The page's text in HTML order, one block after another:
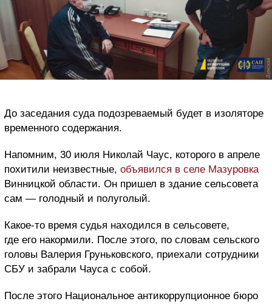
До заседания суда подозреваемый будет в изоляторе
временного содержания.
Напомним, 30 июля Николай Чаус, которого в апреле
похитили неизвестные, объявился в селе Мазуровка
Винницкой области. Он пришел в здание сельсовета
сам — голодный и полуголый.
Какое-то время судья находился в сельсовете,
где его накормили. После этого, по словам сельского
головы Валерия Груньковского, приехали сотрудники
СБУ и забрали Чауса с собой.
После этого Национальное антикоррупционное бюро